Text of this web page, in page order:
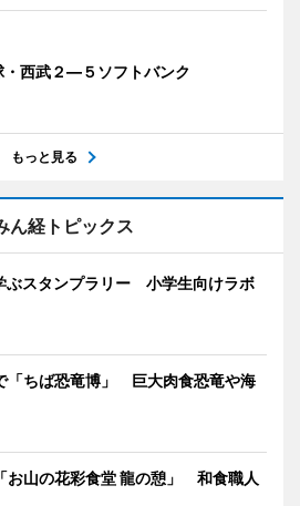
・西武２―５ソフトバンク
もっと見る
ん経トピックス
ぶスタンプラリー 小学生向けラボ
「ちば恐竜博」 巨大肉食恐竜や海
お山の花彩食堂 龍の憩」 和食職人